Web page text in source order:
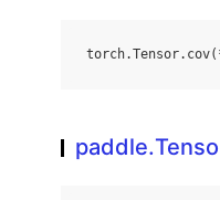
torch.Tensor. cov(